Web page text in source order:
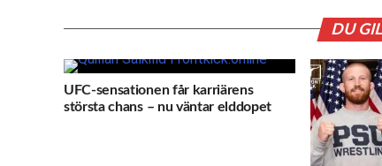
DU
UFC-sensationen får karriärens
största chans – nu väntar elddopet